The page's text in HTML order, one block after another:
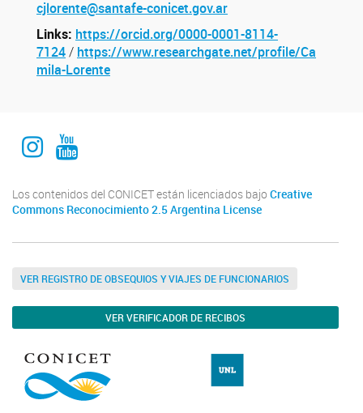
cjlorente@santafe-conicet.gov.ar
Links: https://orcid.org/0000-0001-8114-
7124/ https://www.researchgate.net/profile/Ca
mila-Lorente
Instagram Institucional
Youtube Comuniación INALI
Los contenidos del CONICET están licenciados bajo Creative
Commons Reconocimiento 2.5 Argentina License
VER REGISTRO DE OBSEQUIOS Y VIAJES DE FUNCIONARIOS
VER VERIFICADOR DE RECIBOS